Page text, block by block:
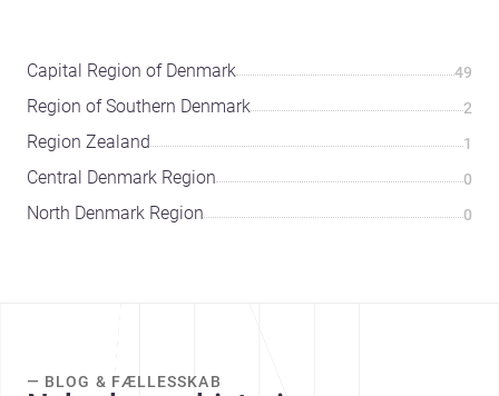
Capital Region of Denmark 49
Region of Southern Denmark 2
Region Zealand 1
Central Denmark Region 0
North Denmark Region 0
— BLOG & FÆLLESSKAB